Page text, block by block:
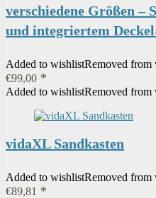
verschiedene Größen –
und integriertem
Added to wishlistRemoved from
€99,00
Added to wishlistRemoved from
vidaXL Sandkasten
Added to wishlistRemoved from
€89,81